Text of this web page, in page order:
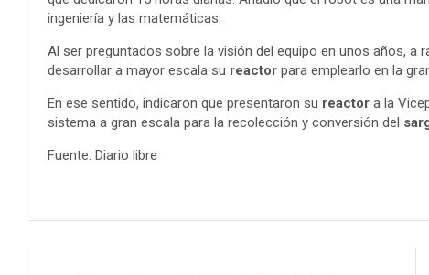
ingeniería y las matemáticas.
Al ser preguntados sobre la visión del equipo en unos años,
desarrollar a mayor escala su reactor para emplearlo en la
En ese sentido, indicaron que presentaron su reactor a la
sistema a gran escala para la recolección y conversión del
Fuente: Diario libre